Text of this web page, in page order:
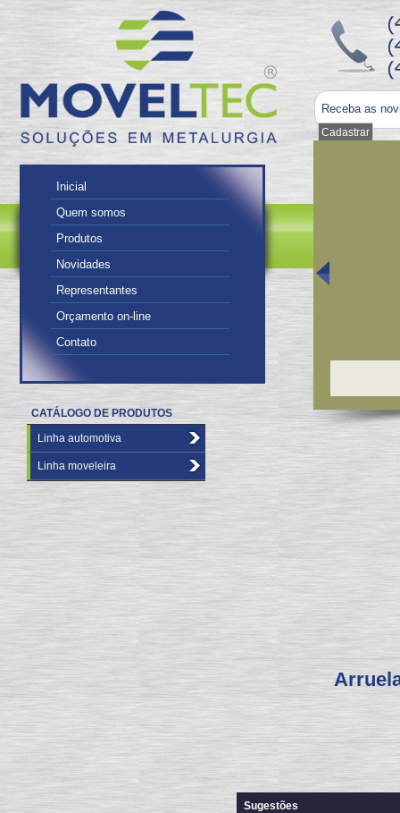
Receba as
Inicial
Quem somos
Produtos
Novidades
Representantes
Orçamento on-line
Contato
CATÁLOGO DE PRODUTOS
Linha automotiva
Linha moveleira
Sugestões